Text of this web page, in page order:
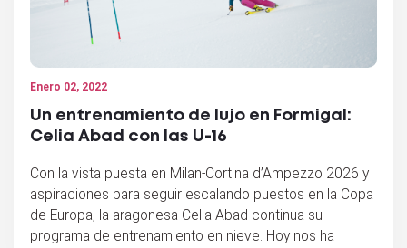
Enero 02, 2022
Un entrenamiento de lujo en Formigal:
Celia Abad con las U-16
Con la vista puesta en Milan-Cortina d’Ampezzo 2026 y
aspiraciones para seguir escalando puestos en la Copa
de Europa, la aragonesa Celia Abad continua su
programa de entrenamiento en nieve. Hoy nos ha